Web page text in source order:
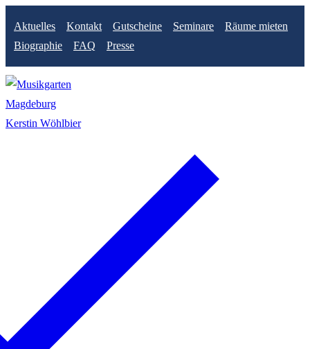
Inhalt
springen
Aktuelles
Kontakt Gutscheine Seminare
Räume mieten
Biographie
FAQ Presse